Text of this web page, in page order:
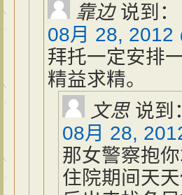
靠边 说到：
08月 28, 2012
拜托一定安排
精益求精。
文思 说到
08月 28,
那女警察抱
住院期间天